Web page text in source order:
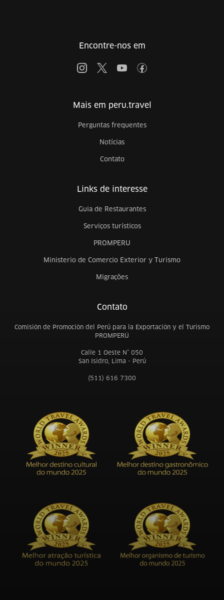
Encontre-nos em
Mais em peru.travel
Perguntas frequentes
Notícias
Contato
Links de interesse
Guia de Restaurantes
Serviços turísticos
PROMPERU
Ministerio de Comercio Exterior y Turismo
Migrações
Contato
Comisión de Promoción del Perú para la Exportación y el Turismo
PROMPERÚ
Calle 1 Oeste N° 050
San Isidro, Lima - Perú
(511) 616 7300